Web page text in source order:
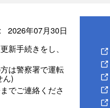
2026年07月30日
新手続きをし、
は警察署で運転
ん)
でご連絡くださ